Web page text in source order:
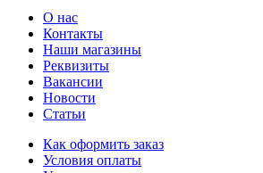
О нас
Контакты
Наши магазины
Реквизиты
Вакансии
Новости
Статьи
Как оформить заказ
Условия оплаты